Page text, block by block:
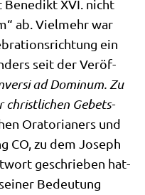
XVI. nicht
ab. Viel­mehr war
ein
seit der Ver­öf­
ad Domi­num. Zu
christ­li­chen Gebets­
Ora­to­ria­ners und
CO, zu dem Joseph
geschrie­ben hat­
Bedeu­tung